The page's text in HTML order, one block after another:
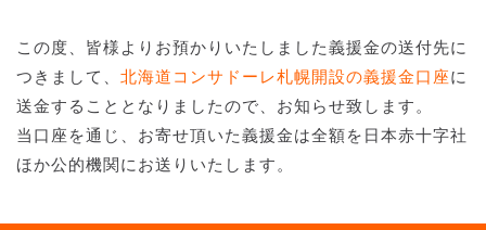
この度、皆様よりお預かりいたしました義援金の送付先に
つきまして、 北海道コンサドーレ札幌開設の義援金口座に
送金することとなりましたので、お知らせ致します。
当口座を通じ、お寄せ頂いた義援金は全額を日本赤十字社
ほか公的機関にお送りいたします。